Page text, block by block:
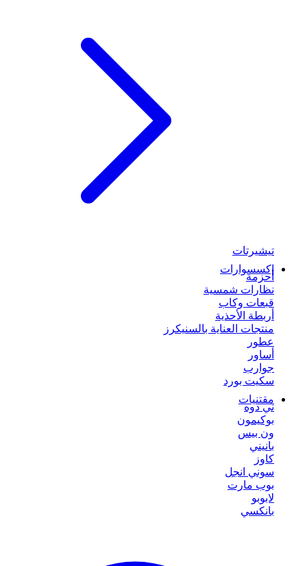
تيشيرتات
إكسسوارات
أحزمة
نظارات شمسية
قبعات وكاب
أربطة الأحذية
منتجات العناية بالسنيكرز
عطور
أساور
جوارب
سكيت بورد
مقتنيات
ني دوه
بوكيمون
ون بيس
بانيني
كاوز
سوني انجل
بوب مارت
لابوبو
بانكسي